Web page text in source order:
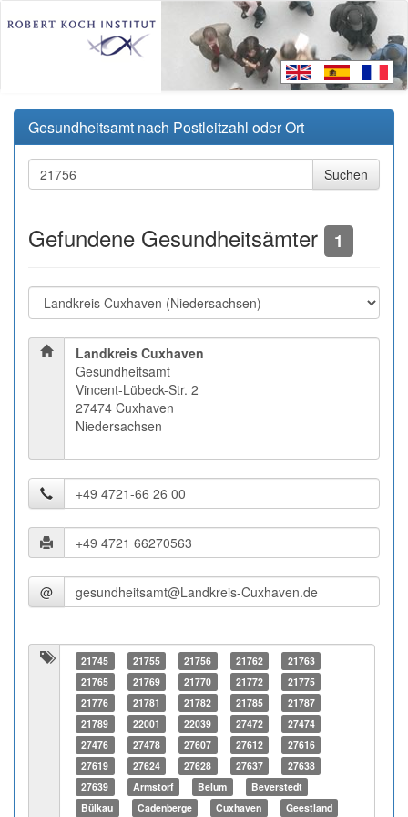
Gesundheitsamt nach Postleitzahl oder Ort
Gefundene Gesundheitsämter 1
Landkreis Cuxhaven
Gesundheitsamt
Vincent-Lübeck-Str. 2
27474 Cuxhaven
Niedersachsen
@
21745 21755 21756 21762
21763
21765
21769 21770 21772
21775
21776
21781 21782 21785
21787
21789
22001 22039 27472
27474
27476
27478 27607 27612
27616
27619
27624 27628 27637
27638
27639
Armstorf Belum
Beverstedt
Bülkau
Cadenberge Cuxhaven Geestland